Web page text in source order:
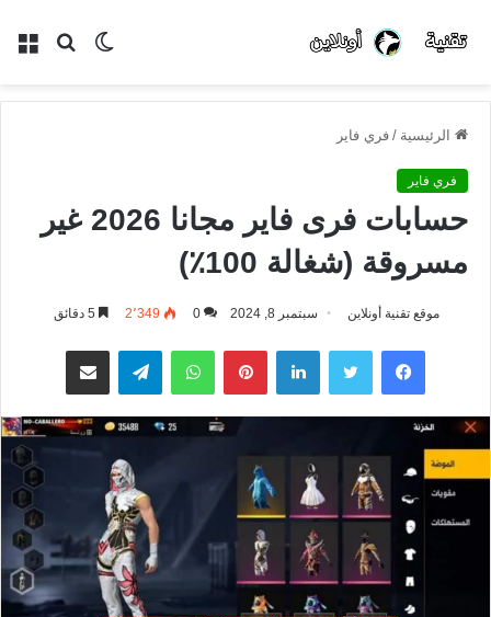
بحث الوضع
الرئيسية / فري فاير
فري فاير
حسابات فرى فاير مجانا 2026 غير
مسروقة (شغالة 100٪)
موقع تقنية أونلاين سبتمبر 8, 2024 0 2٬349
فيسبوك تويتر لينكدإن بينتيريستواتساب تيلقرام مشاركة عبر البريد